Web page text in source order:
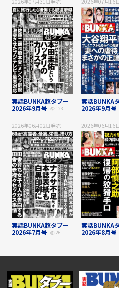
実話BUNKA超タブー
2026年9月号
123
実話BUNKA
2026年9月号
2026年06月02日発売
実話BUNKA超タブー
2026年7月号
26
2026年06月16日
実話BUNKA
2026年8月号